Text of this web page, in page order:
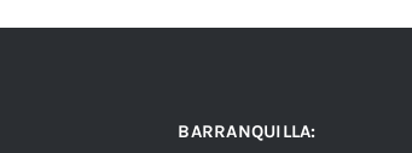
BARRANQUILLA: